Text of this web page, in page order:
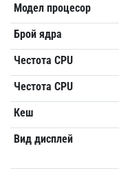
Модел процесор
Брой ядра
Честота CPU
Честота CPU
Кеш
Вид дисплей